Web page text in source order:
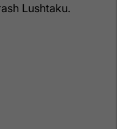
Lushtaku.